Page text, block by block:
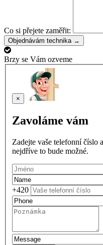
Co si přejete zaměřit:
Objednávám technika →
Brzy se Vám ozveme
×
Zavoláme vám
Zadejte vaše telefonní číslo
nejdříve to bude možné.
+420